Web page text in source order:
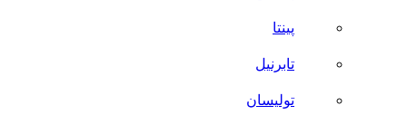
پینتا
تابرنیل
تولیسان